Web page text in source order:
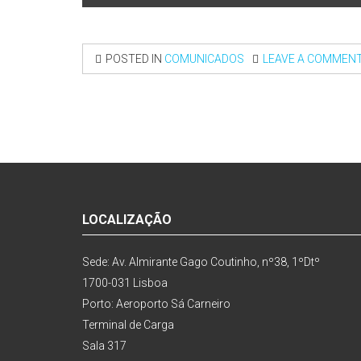
POSTED IN COMUNICADOS LEAVE A
LOCALIZAÇÃO
Sede: Av. Almirante Gago Coutinho, nº38, 1ºDtº
1700-031 Lisboa
Porto: Aeroporto Sá Carneiro
Terminal de Carga
Sala 317